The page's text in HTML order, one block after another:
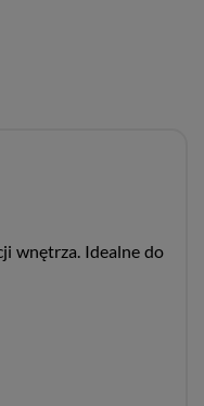
wnętrza. Idealne do